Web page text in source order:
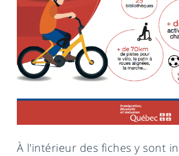
À l'intérieur des fiches y sont